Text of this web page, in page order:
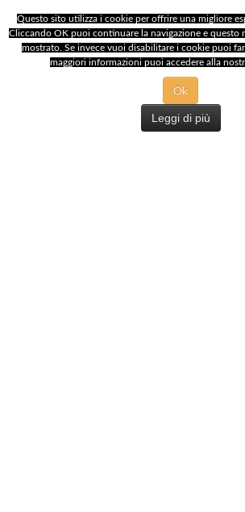
Questo sito utilizza i cookie per offrire una migliore
Cliccando OK puoi continuare la navigazione e questo
mostrato. Se invece vuoi disabilitare i cookie puoi
maggiori informazioni puoi accedere alla
Ok
Leggi di più